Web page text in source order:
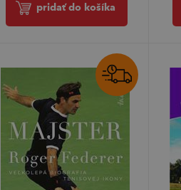
pridať do košíka